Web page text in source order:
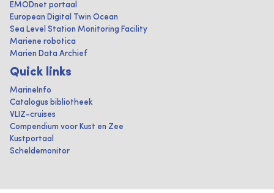
EMODnet portaal
European Digital Twin Ocean
Sea Level Station Monitoring Facility
Mariene robotica
Marien Data Archief
Quick links
MarineInfo
Catalogus bibliotheek
VLIZ-cruises
Compendium voor Kust en Zee
Kustportaal
Scheldemonitor